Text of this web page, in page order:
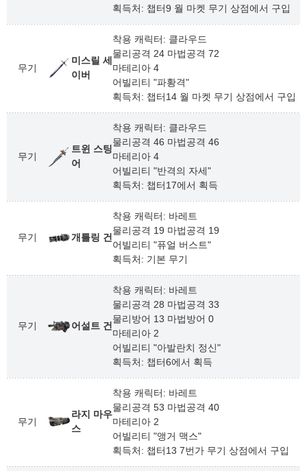
획득처: 챕터9 월 마켓 무기 상점에서 구입
무기
미스릴 세
이버
착용 캐릭터: 클라우드
물리공격 24 마법공격 72
마테리아 4
어빌리티 "파황격"
획득처: 챕터14 월 마켓 무기 상점에서 구입
무기
트윈 스팅
어
착용 캐릭터: 클라우드
물리공격 46 마법공격 46
마테리아 4
어빌리티 "반격의 자세"
획득처: 챕터17에서 획득
무기 개틀링 건
착용 캐릭터: 바레트
물리공격 19 마법공격 19
어빌리티 "퓨얼 버스트"
획득처: 기본 무기
무기 어설트 건
착용 캐릭터: 바레트
물리공격 28 마법공격 33
물리방어 13 마법방어 0
마테리아 2
어빌리티 "아발란치 정신"
획득처: 챕터6에서 획득
무기
라지 마우
스
착용 캐릭터: 바레트
물리공격 53 마법공격 40
마테리아 2
어빌리티 "앵거 맥스"
획득처: 챕터13 7번가 무기 상점에서 구입